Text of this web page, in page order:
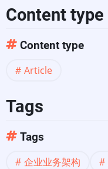
完
成
合
购
Content type
Content type
Article
Tags
Tags
企业业务架构